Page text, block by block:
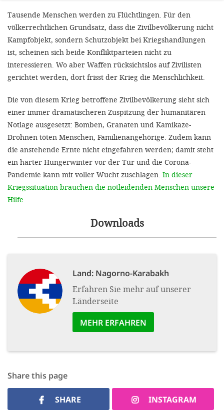
Tausende Menschen werden zu Flüchtlingen. Für den
völkerrechtlichen Grundsatz, dass die Zivilbevölkerung nicht
Kampfobjekt, sondern Schutzobjekt bei Kriegshandlungen
ist, scheinen sich beide Konfliktparteien nicht zu
interessieren. Wo aber Waffen rücksichtslos auf Zivilisten
gerichtet werden, dort frisst der Krieg die Menschlichkeit.
Die von diesem Krieg betroffene Zivilbevölkerung sieht sich
einer immer dramatischeren Zuspitzung der humanitären
Notlage ausgesetzt: Bomben, Granaten und Kamikaze-
Drohnen töten Menschen, Familienangehörige. Zudem kann
die anstehende Ernte nicht eingefahren werden; damit steht
ein harter Hungerwinter vor der Tür und die Corona-
Pandemie kann mit voller Wucht zuschlagen. In dieser
Kriegssituation brauchen die notleidenden Menschen unsere
Hilfe.
Downloads
Land: Nagorno-Karabakh
Erfahren Sie mehr auf unserer
Länderseite
MEHR ERFAHREN
Share this page
SHARE INSTAGRAM